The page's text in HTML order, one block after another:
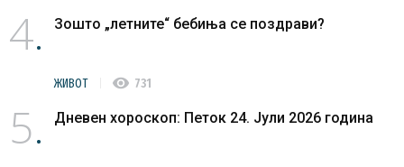
4 Зошто „летните“ бебиња се поздрави?
ЖИВОТ visibility 731
5 Дневен хороскоп: Петок 24. Јули 2026 година